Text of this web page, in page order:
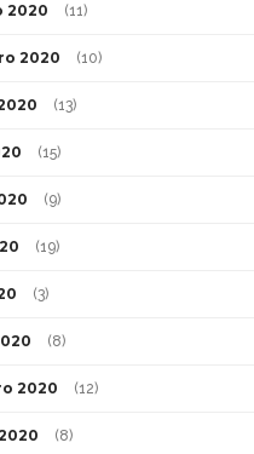
2020 (11)
2020 (10)
(13)
(15)
(9)
(19)
(3)
(8)
2020 (12)
(8)